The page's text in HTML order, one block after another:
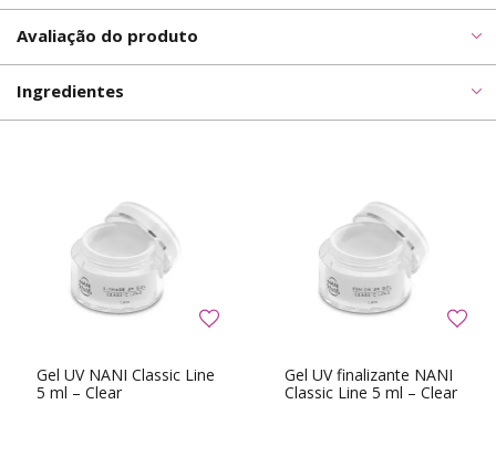
Avaliação do produto
Ingredientes
Gel UV NANI Classic Line
5 ml – Clear
Gel UV finalizante NANI
Classic Line 5 ml – Clear